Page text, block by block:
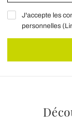
J'accepte les
personnelles (